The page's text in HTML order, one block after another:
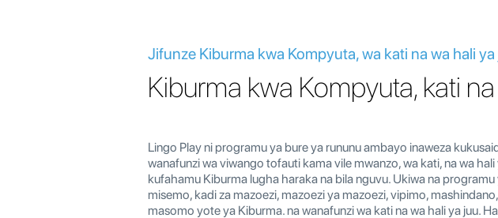
Jifunze Kiburma kwa Kompyuta, wa kati na wa hali
Kiburma kwa Kompyuta, kati
Lingo Play ni programu ya bure ya rununu ambayo inaweza
wanafunzi wa viwango tofauti kama vile mwanzo, wa kati, na wa
kufahamu Kiburma lugha haraka na bila nguvu. Ukiwa na
misemo, kadi za mazoezi, mazoezi ya mazoezi, vipimo,
masomo yote ya Kiburma. na wanafunzi wa kati na wa hali ya juu.